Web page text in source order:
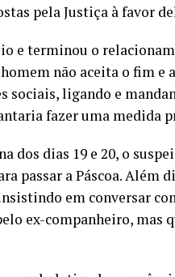
pela Justiça à favor
e terminou o
não aceita o fim e
sociais, ligando e
fazer uma medida
dos dias 19 e 20, o
passar a Páscoa. Além
em conversar
ex-companheiro, mas